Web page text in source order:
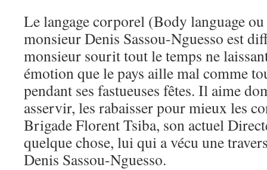
Le langage corporel (Body language
monsieur Denis Sassou-Nguesso est
monsieur sourit tout le temps ne
émotion que le pays aille mal comme
pendant ses fastueuses fêtes. Il aime
asservir, les rabaisser pour mieux les
Brigade Florent Tsiba, son actuel
quelque chose, lui qui a vécu une
Denis Sassou-Nguesso.